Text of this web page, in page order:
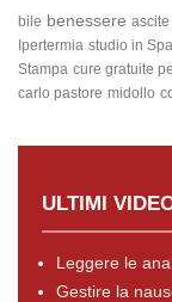
bile benessere ascite
Ipertermia studio in
Stampa cure gratuite
carlo pastore midollo
ULTIMI
Leggere le
Gestire la